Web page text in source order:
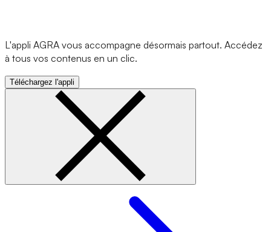
L'appli AGRA vous accompagne désormais partout. Accédez
à tous vos contenus en un clic.
Téléchargez l'appli